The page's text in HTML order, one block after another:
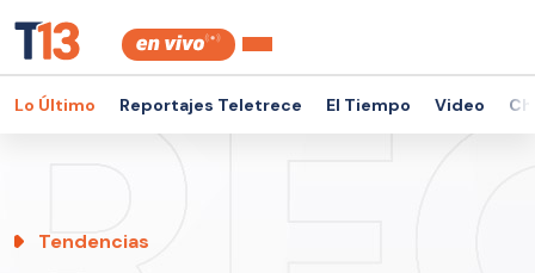
Lo Último Reportajes Teletrece El Tiempo Video
Tendencias